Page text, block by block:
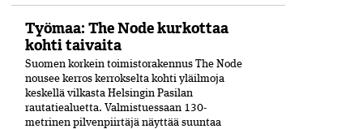
Työmaa: The Node kurkottaa
kohti taivaita
Suomen korkein toimistorakennus The Node
nousee kerros kerrokselta kohti yläilmoja
keskellä vilkasta Helsingin Pasilan
rautatiealuetta. Valmistuessaan 130-
metrinen pilvenpiirtäjä näyttää suuntaa